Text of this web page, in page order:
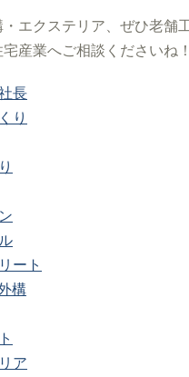
エクステリア、ぜひ老舗
産業へご相談くださいね！
長
り
ート
構
ア